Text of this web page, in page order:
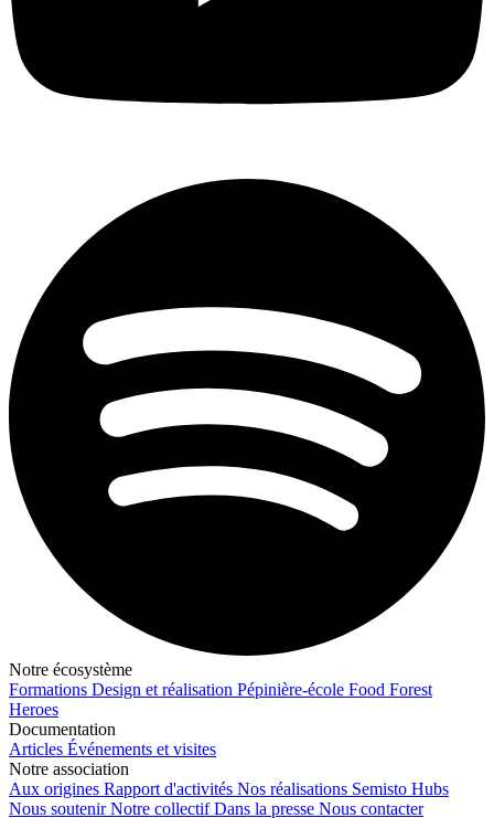
Notre écosystème
Formations Design et réalisation Pépinière-école Food Forest
Heroes
Documentation
Articles Événements et visites
Notre association
Aux origines Rapport d'activités Nos réalisations Semisto Hubs
Nous soutenirNotre collectifDans la presse Nous contacter